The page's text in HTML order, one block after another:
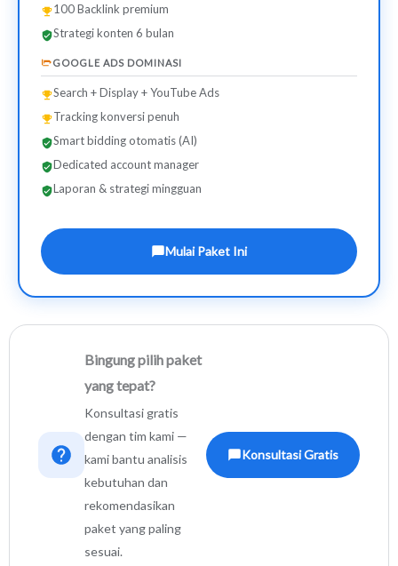
100 Backlink premium
Strategi konten 6 bulan
GOOGLE ADS DOMINASI
Search + Display + YouTube Ads
Tracking konversi penuh
Smart bidding otomatis (AI)
Dedicated account manager
Laporan & strategi mingguan
Mulai Paket Ini
Bingung pilih paket
yang tepat?
Konsultasi gratis
dengan tim kami —
kami bantu analisis
kebutuhan dan
rekomendasikan
paket yang paling
sesuai.
Konsultasi Gratis